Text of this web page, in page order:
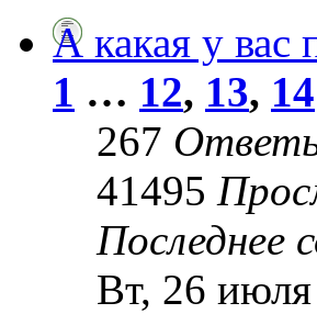
А какая у вас
1 … 12, 13, 14
267
41495
Последнее
Вт, 26